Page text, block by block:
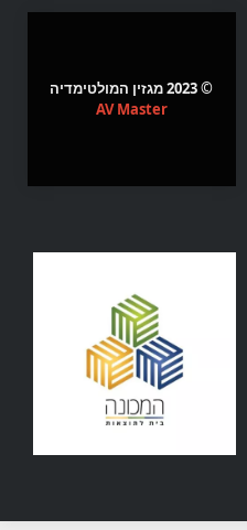
© 2023 מגזין המולטימדיה
AV Master